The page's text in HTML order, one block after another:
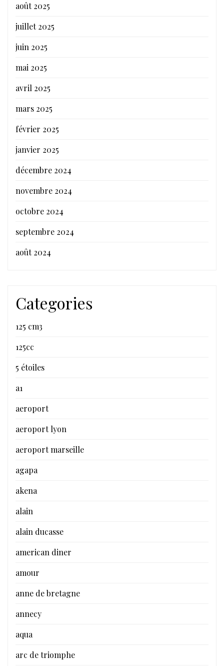
août 2025
juillet 2025
juin 2025
mai 2025
avril 2025
mars 2025
février 2025
janvier 2025
décembre 2024
novembre 2024
octobre 2024
septembre 2024
août 2024
Categories
125 cm3
125cc
5 étoiles
a1
aeroport
aeroport lyon
aeroport marseille
agapa
akena
alain
alain ducasse
american diner
amour
anne de bretagne
annecy
aqua
arc de triomphe